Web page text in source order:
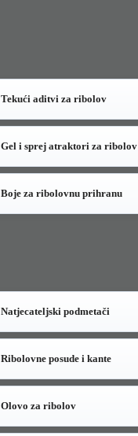
Tekući aditvi za ribolov
Gel i sprej atraktori za ribolov
Boje za ribolovnu prihranu
Natjecateljski podmetači
Ribolovne posude i kante
Olovo za ribolov